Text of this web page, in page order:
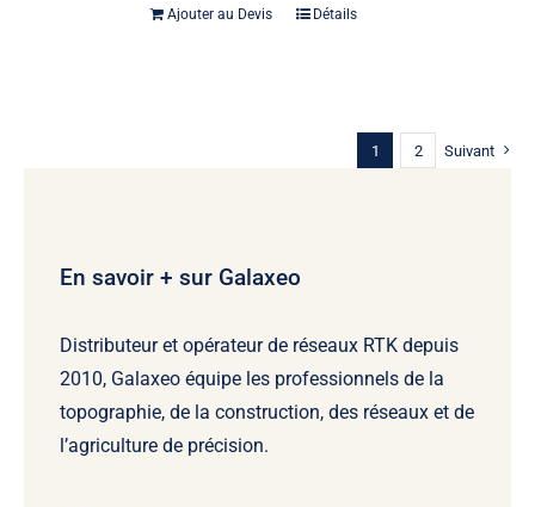
Ajouter au Devis Détails
1 2 Suivant
En savoir + sur Galaxeo
Distributeur et opérateur de réseaux RTK depuis
2010, Galaxeo équipe les professionnels de la
topographie, de la construction, des réseaux et de
l’agriculture de précision.